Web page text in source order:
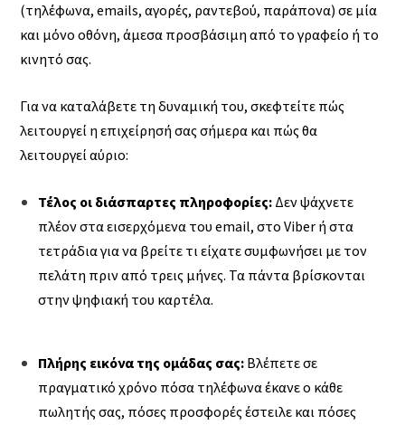
(τηλέφωνα, emails, αγορές, ραντεβού, παράπονα) σε μία
και μόνο οθόνη, άμεσα προσβάσιμη από το γραφείο ή το
κινητό σας.
Για να καταλάβετε τη δυναμική του, σκεφτείτε πώς
λειτουργεί η επιχείρησή σας σήμερα και πώς θα
λειτουργεί αύριο:
Τέλος οι διάσπαρτες πληροφορίες:Δεν ψάχνετε
πλέον στα εισερχόμενα του email, στο Viber ή στα
τετράδια για να βρείτε τι είχατε συμφωνήσει με τον
πελάτη πριν από τρεις μήνες. Τα πάντα βρίσκονται
στην ψηφιακή του καρτέλα.
Πλήρης εικόνα της ομάδας σας:Βλέπετε σε
πραγματικό χρόνο πόσα τηλέφωνα έκανε ο κάθε
πωλητής σας, πόσες προσφορές έστειλε και πόσες